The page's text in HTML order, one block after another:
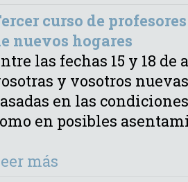
curso de
nuevos hogares
las fechas 15 y 18
y vosotros
en las
en posibles
más